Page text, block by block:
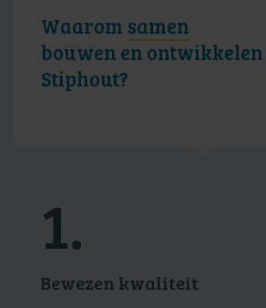
Waarom samen
bouwen en
Stiphout?
1.
Bewezen kwaliteit